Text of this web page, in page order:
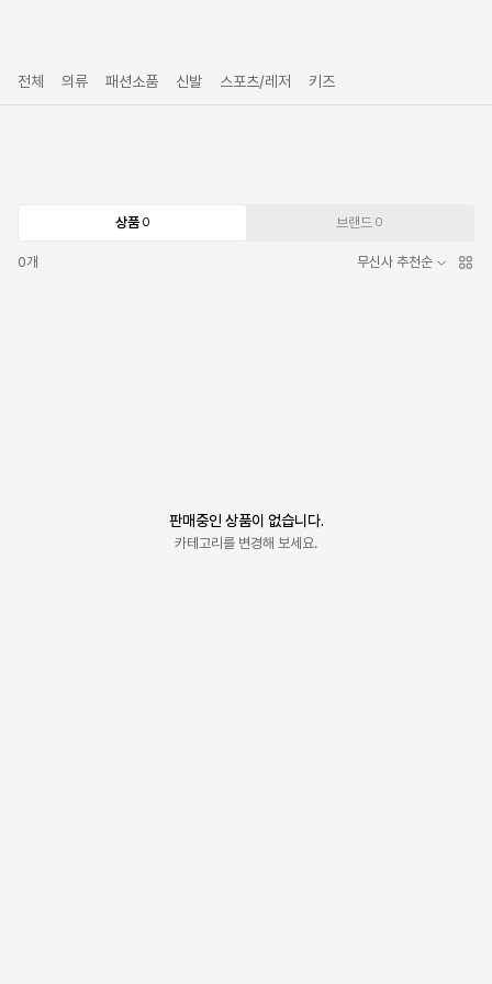
전체 의류 패션소품 신발 스포츠/레저 키즈
상품 0 브랜드 0
0개 무신사 추천순
판매중인 상품이 없습니다.
카테고리를 변경해 보세요.